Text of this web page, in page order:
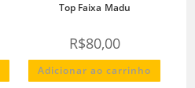
Top Faixa Madu
R$80,00
Adicionar ao carrinho